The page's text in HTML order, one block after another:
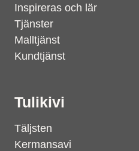
Inspireras och lär
Tjänster
Malltjänst
Kundtjänst
Tulikivi
Täljsten
Kermansavi